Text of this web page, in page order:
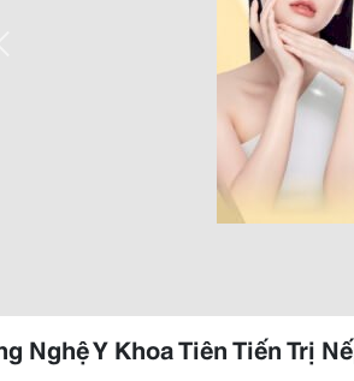
Nghệ Y Khoa Tiên Tiến Trị